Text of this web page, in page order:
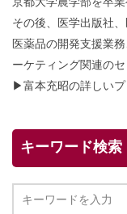
その後、医学出版社
医薬品の開発支援業
ーケティング関連の
▶ 富本充昭の詳しい
キーワード検索